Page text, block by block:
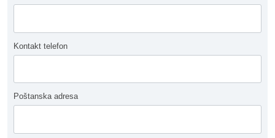
Kontakt telefon
Poštanska adresa